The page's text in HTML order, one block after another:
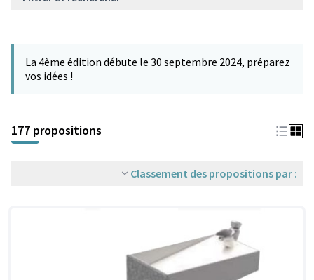
−
La 4ème édition débute le 30 septembre 2024, préparez
vos idées !
177 propositions
Classement des propositions par :